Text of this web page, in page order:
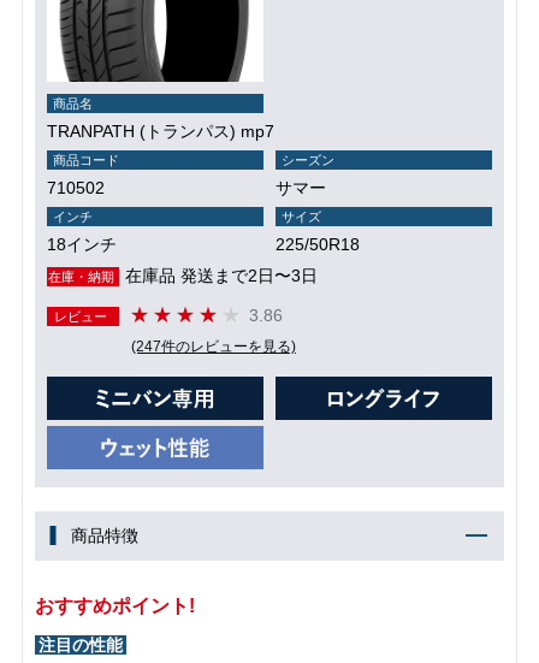
商品名
TRANPATH (トランパス) mp7
商品コード
710502
シーズン
サマー
インチ
18インチ
サイズ
225/50R18
在庫・納期 在庫品 発送まで2日〜3日
レビュー 3.86
(247件のレビューを見る)
商品特徴
おすすめポイント!
注目の性能